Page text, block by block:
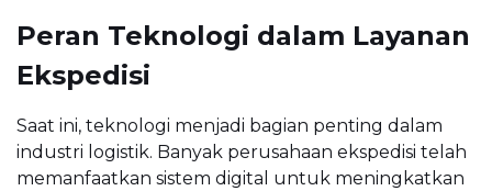
Peran Teknologi dalam Layanan
Ekspedisi
Saat ini, teknologi menjadi bagian penting dalam
industri logistik. Banyak perusahaan ekspedisi telah
memanfaatkan sistem digital untuk meningkatkan